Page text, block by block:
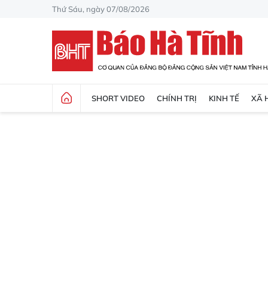
Thứ Sáu, ngày 07/08/2026
SHORT VIDEO CHÍNH TRỊ KINH TẾ XÃ